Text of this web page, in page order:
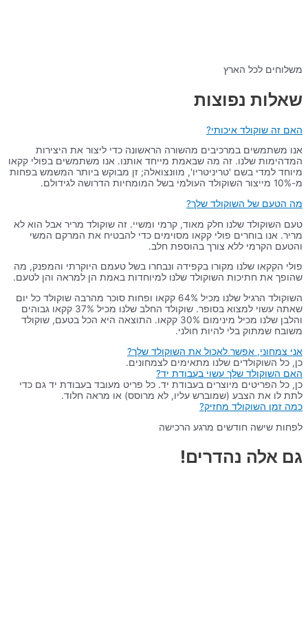
משלוחים לכל הארץ
שאלות נפוצות
האם זה שוקולד איכותי?
אנו משתמשים במרכיבים מהשורה הראשונה כדי ליצור את היצירות
המדהימות שלנו. זה מה שבאמת מייחד אותנו. אנו משתמשים בפולי קקאו
מיוחד למדי בשם 'טריניטריו', מוונצואלה; זן מבוקש ביותר המשמש בפחות
מ-10% מייצור השוקולד העולמי בשל המומחיות הדרושה לגידולם.
מה הטעם של השוקולד שלך?
טעם השוקולד שלנו חלק מאוד, קרמי ומשיי. זה שוקולד מריר אבל הוא לא
מריר. אנו בוחרים פולי קקאו מסוימים כדי להבטיח את המרקם המשי
והטעם הקרמי ללא צורך בהוספת חלב.
פולי הקקאו שלנו מקורו בקפידה ונבחרו בשל טעמם היוקרתי והמפנק, מה
שהופך את חתיכות השוקולד שלנו למיוחדות באמת הן למראה והן לטעם.
השוקולד הרגיל שלנו מכיל 64% קקאו ופחות סוכר מהרבה שוקולד כל יום
שאתה עשוי למצוא בסופר. שוקולד החלב שלנו מכיל 37% קקאו גבוהים
והלבן שלנו מכיל מינימום 30% קקאו. התוצאה היא הכל בטעם, שוקולד
משובח שמתוק בלי להיות חולני.
אני צמחוני, אפשר לאכול את השוקולד שלך?
כן, כל השוקולדים שלנו מתאימים לצמחונים.
האם השוקולד שלך עשוי בעבודת יד?
כן, כל הפריטים מיוצרים בעבודת יד. כל פריט מעובד בעבודת יד גם כדי
לתת לו את הצבע (שמוברש עליו, לא מרוסס) או מראה חלוד.
כמה זמן השוקולד מחזיק?
לפחות שישה חודשים מרגע הרכישה
גם אלה נהדרים!